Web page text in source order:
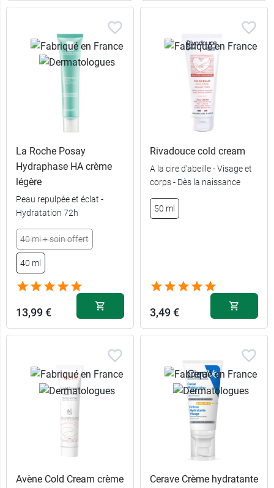
La Roche Posay
Hydraphase HA crème
légère
Peau repulpée et éclat -
Hydratation 72h
40 ml + soin offert
40 ml
13,99 €
Rivadouce cold cream
A la cire d'abeille - Visage et
corps - Dès la naissance
50 ml
3,49 €
Avène Cold Cream crème
Cerave Crème hydratante